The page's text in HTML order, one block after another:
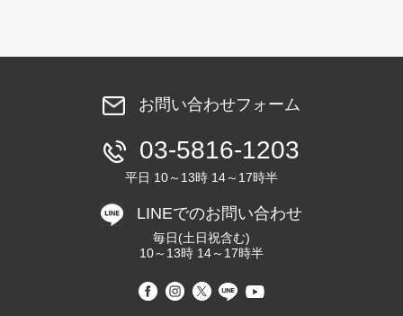
お問い合わせフォーム
03-5816-1203
平日 10～13時 14～17時半
LINEでのお問い合わせ
毎日(土日祝含む)
10～13時 14～17時半